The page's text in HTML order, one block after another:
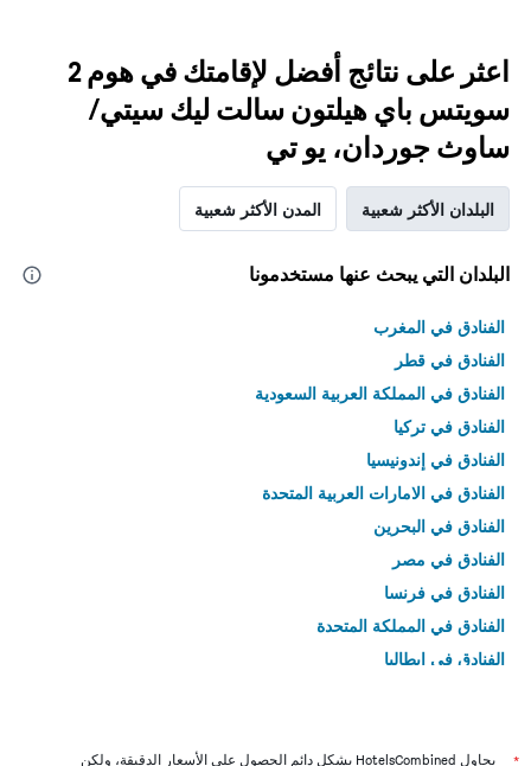
اعثر على نتائج أفضل لإقامتك في هوم 2
سويتس باي هيلتون سالت ليك سيتي/
ساوث جوردان، يو تي
البلدان الأكثر شعبية المدن الأكثر شعبية
البلدان التي يبحث عنها مستخدمونا
الفنادق في المغرب
الفنادق في قطر
الفنادق في المملكة العربية السعودية
الفنادق في تركيا
الفنادق في إندونيسيا
الفنادق في الامارات العربية المتحدة
الفنادق في البحرين
الفنادق في مصر
الفنادق في فرنسا
الفنادق في المملكة المتحدة
الفنادق في إيطاليا
يحاول HotelsCombined بشكل دائم الحصول على الأسعار الدقيقة، ولكن